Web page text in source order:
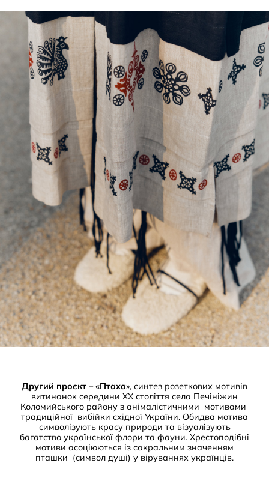
Другий проєкт – «Птаха», синтез розеткових мотивів
витинанок середини ХХ століття села Печініжин
Коломийського району з анімалістичними мотивами
традиційної вибійки східної України. Обидва мотива
символізують красу природи та візуалізують
багатство української флори та фауни. Хрестоподібні
мотиви асоціюються із сакральним значенням
пташки (символ душі) у віруваннях українців.